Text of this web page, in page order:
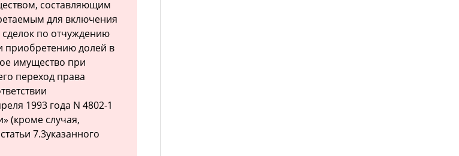
составляющим
для включения
сделок по отчуждению
приобретению долей в
имущество при
переход права
1993 года N 4802-1
(кроме случая,
7.3указанного